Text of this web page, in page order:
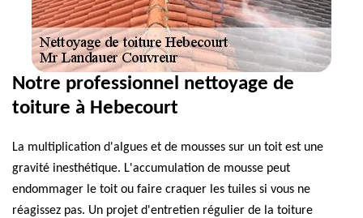
Notre professionnel nettoyage de
toiture à Hebecourt
La multiplication d'algues et de mousses sur un toit est une
gravité inesthétique. L'accumulation de mousse peut
endommager le toit ou faire craquer les tuiles si vous ne
réagissez pas. Un projet d'entretien régulier de la toiture